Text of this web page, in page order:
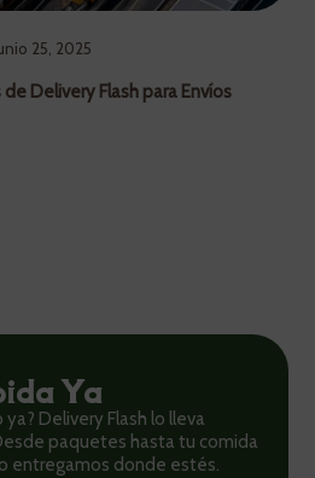
25, 2025
Delivery Flash para Envíos
Ya
Delivery Flash lo lleva
paquetes hasta tu comida
entregamos donde estés.